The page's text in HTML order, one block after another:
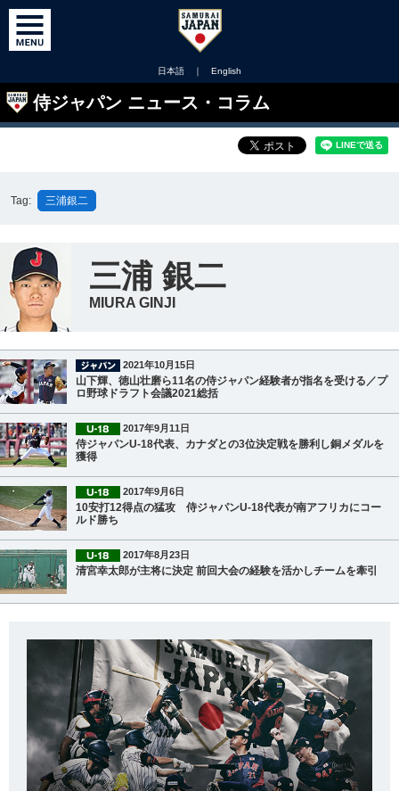
日本語 ｜ English
侍ジャパン ニュース・コラム
Tag: 三浦銀二
三浦 銀二
MIURA GINJI
2021年10月15日
山下輝、徳山壮磨ら11名の侍ジャパン経験者が指名を受ける／プ
ロ野球ドラフト会議2021総括
2017年9月11日
侍ジャパンU-18代表、カナダとの3位決定戦を勝利し銅メダルを
獲得
2017年9月6日
10安打12得点の猛攻 侍ジャパンU-18代表が南アフリカにコー
ルド勝ち
2017年8月23日
清宮幸太郎が主将に決定 前回大会の経験を活かしチームを牽引